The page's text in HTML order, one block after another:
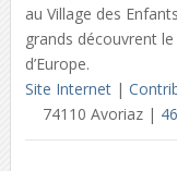
au Village des
grands découvrent
d’Europe.
Site Internet|
74110 Avoriaz |